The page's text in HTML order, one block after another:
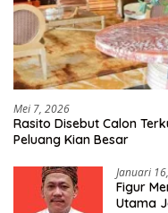
Mei 7, 2026
Rasito Disebut Calon
Peluang Kian Besar
Januari
Figur
Utama